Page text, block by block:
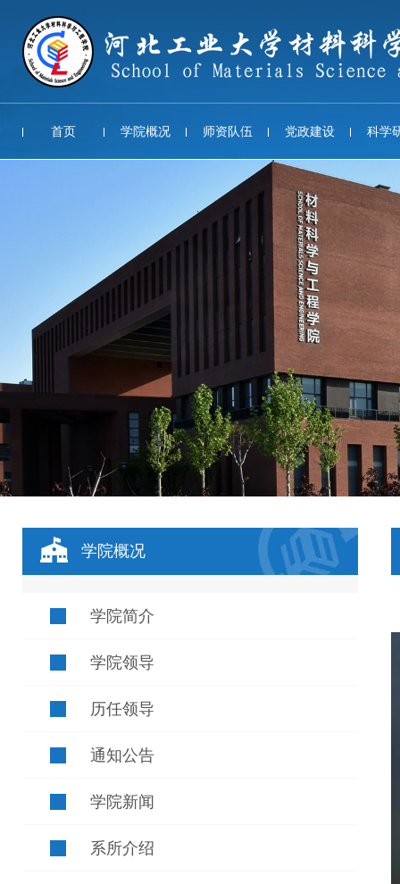
首页 学院概况 师资队伍 党政建设 科学
学院概况
学院简介
学院领导
历任领导
通知公告
学院新闻
系所介绍